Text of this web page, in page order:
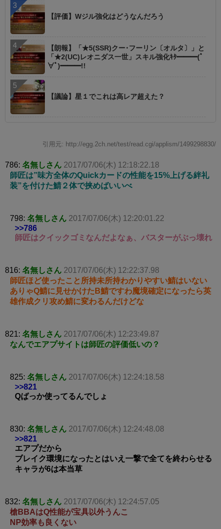
【評価】Wジル強化はどうなんだろう
【朗報】「★5(SSR)クー･フーリン〔オルタ〕」と
「★2(UC)レオニダス一世」スキル強化ｷﾀ━━━(ﾟ
∀ﾟ)━━━!!
【議論】星１でこれは高レア超えた？
引用元: http://egg.2ch.net/test/read.cgi/applism/1499298830/
786: 名無しさん 2017/07/06(木) 12:18:22.18
師匠は”味方全体のQuickカードの性能を15%上げる絆礼
装”を付けた鯖２体で挟めばいいべ
798: 名無しさん 2017/07/06(木) 12:20:01.22
>>786
師匠はクイックゴミなんだよなぁ、バスターがぶっ壊れ
816: 名無しさん 2017/07/06(木) 12:22:37.98
師匠ほど使ったこと所持未所持わかりやすい鯖はいない
ありゃQ鯖に見せかけたB鯖ですわ魔境確定になったら英
雄作成クリ攻め鯖に変わるんだけどな
821: 名無しさん 2017/07/06(木) 12:23:49.87
なんでエアプサイトは師匠の評価低いの？
825: 名無しさん 2017/07/06(木) 12:24:18.58
>>821
Qばっか使ってるんでしょ
830: 名無しさん 2017/07/06(木) 12:24:48.08
>>821
エアプだから
ブレイク環境になったとはいえ一撃で全てを終わらせる
キャラが6は本当草
832: 名無しさん 2017/07/06(木) 12:24:57.05
槍BBAはQ性能が宝具以外うんこ
NP効率も良くない